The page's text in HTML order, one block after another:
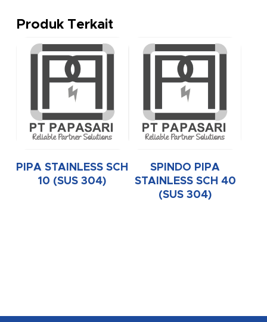
Produk Terkait
PIPA STAINLESS SCH
10 (SUS 304)
SPINDO PIPA
STAINLESS SCH 40
(SUS 304)